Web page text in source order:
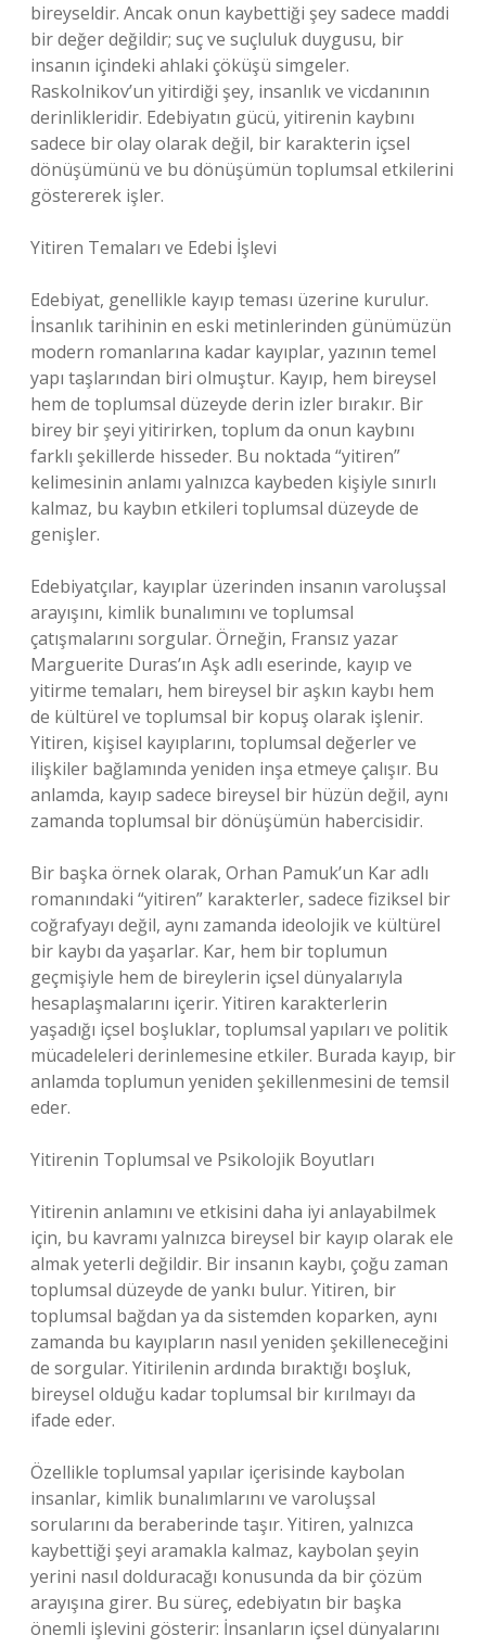
bireyseldir. Ancak onun kaybettiği şey sadece maddi
bir değer değildir; suç ve suçluluk duygusu, bir
insanın içindeki ahlaki çöküşü simgeler.
Raskolnikov’un yitirdiği şey, insanlık ve vicdanının
derinlikleridir. Edebiyatın gücü, yitirenin kaybını
sadece bir olay olarak değil, bir karakterin içsel
dönüşümünü ve bu dönüşümün toplumsal etkilerini
göstererek işler.
Yitiren Temaları ve Edebi İşlevi
Edebiyat, genellikle kayıp teması üzerine kurulur.
İnsanlık tarihinin en eski metinlerinden günümüzün
modern romanlarına kadar kayıplar, yazının temel
yapı taşlarından biri olmuştur. Kayıp, hem bireysel
hem de toplumsal düzeyde derin izler bırakır. Bir
birey bir şeyi yitirirken, toplum da onun kaybını
farklı şekillerde hisseder. Bu noktada “yitiren”
kelimesinin anlamı yalnızca kaybeden kişiyle sınırlı
kalmaz, bu kaybın etkileri toplumsal düzeyde de
genişler.
Edebiyatçılar, kayıplar üzerinden insanın varoluşsal
arayışını, kimlik bunalımını ve toplumsal
çatışmalarını sorgular. Örneğin, Fransız yazar
Marguerite Duras’ın Aşk adlı eserinde, kayıp ve
yitirme temaları, hem bireysel bir aşkın kaybı hem
de kültürel ve toplumsal bir kopuş olarak işlenir.
Yitiren, kişisel kayıplarını, toplumsal değerler ve
ilişkiler bağlamında yeniden inşa etmeye çalışır. Bu
anlamda, kayıp sadece bireysel bir hüzün değil, aynı
zamanda toplumsal bir dönüşümün habercisidir.
Bir başka örnek olarak, Orhan Pamuk’un Kar adlı
romanındaki “yitiren” karakterler, sadece fiziksel bir
coğrafyayı değil, aynı zamanda ideolojik ve kültürel
bir kaybı da yaşarlar. Kar, hem bir toplumun
geçmişiyle hem de bireylerin içsel dünyalarıyla
hesaplaşmalarını içerir. Yitiren karakterlerin
yaşadığı içsel boşluklar, toplumsal yapıları ve politik
mücadeleleri derinlemesine etkiler. Burada kayıp, bir
anlamda toplumun yeniden şekillenmesini de temsil
eder.
Yitirenin Toplumsal ve Psikolojik Boyutları
Yitirenin anlamını ve etkisini daha iyi anlayabilmek
için, bu kavramı yalnızca bireysel bir kayıp olarak ele
almak yeterli değildir. Bir insanın kaybı, çoğu zaman
toplumsal düzeyde de yankı bulur. Yitiren, bir
toplumsal bağdan ya da sistemden koparken, aynı
zamanda bu kayıpların nasıl yeniden şekilleneceğini
de sorgular. Yitirilenin ardında bıraktığı boşluk,
bireysel olduğu kadar toplumsal bir kırılmayı da
ifade eder.
Özellikle toplumsal yapılar içerisinde kaybolan
insanlar, kimlik bunalımlarını ve varoluşsal
sorularını da beraberinde taşır. Yitiren, yalnızca
kaybettiği şeyi aramakla kalmaz, kaybolan şeyin
yerini nasıl dolduracağı konusunda da bir çözüm
arayışına girer. Bu süreç, edebiyatın bir başka
önemli işlevini gösterir: İnsanların içsel dünyalarını